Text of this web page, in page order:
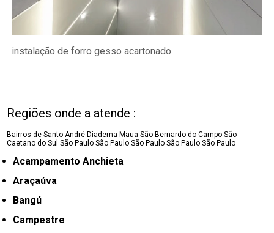
instalação de forro gesso acartonado
Regiões onde a atende :
Bairros de Santo André Diadema Maua São Bernardo do Campo São
Caetano do SulSão Paulo São Paulo São Paulo São Paulo São Paulo
Acampamento Anchieta
Araçaúva
Bangú
Campestre